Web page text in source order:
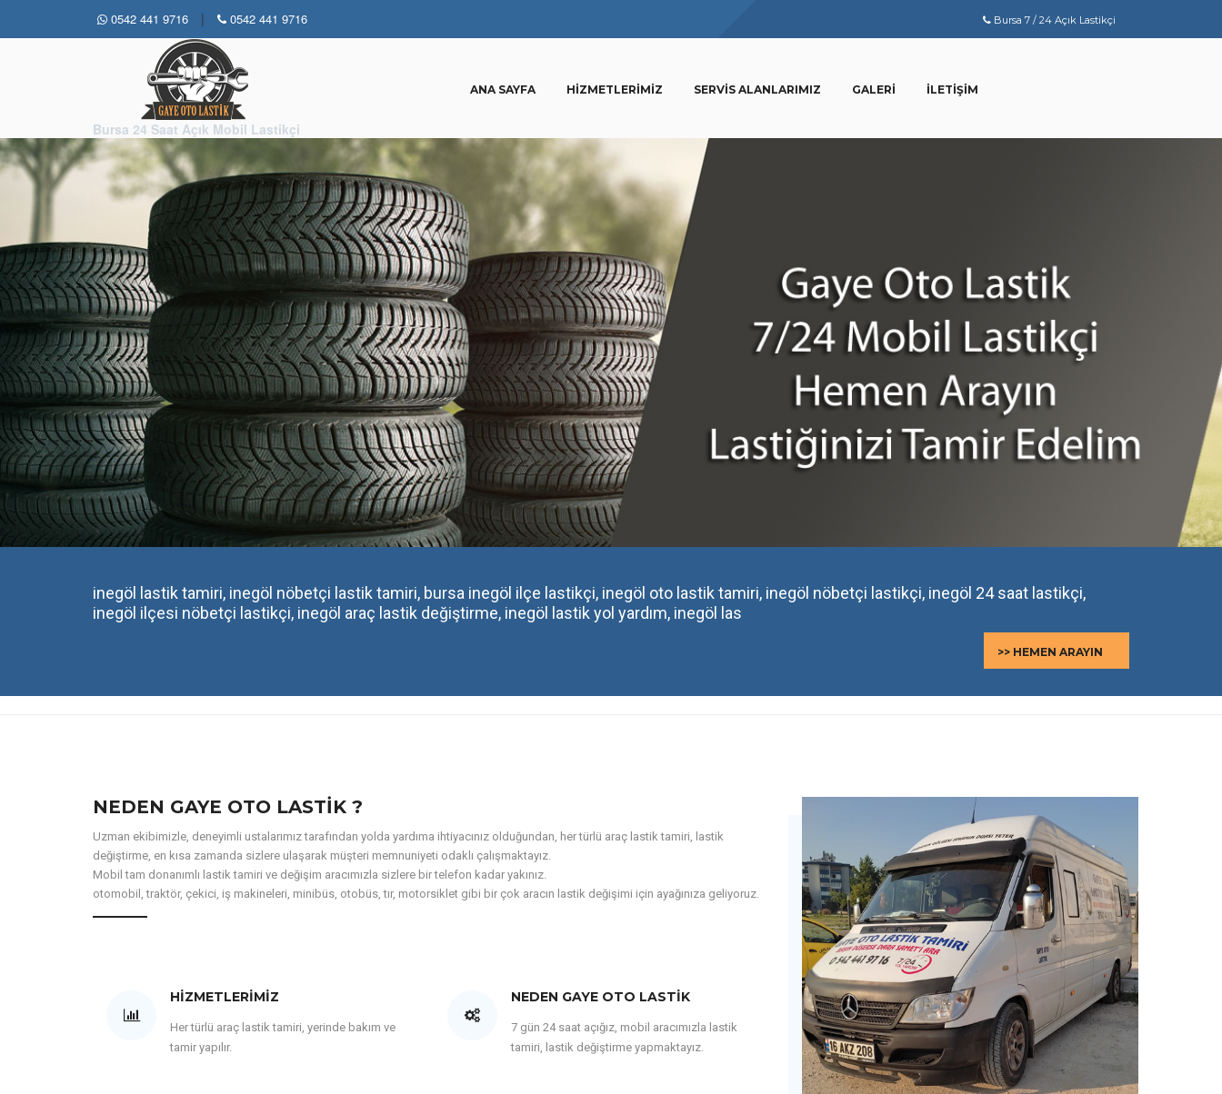
0542 441 9716 | 0542 441 9716 Bursa 7 / 24 Açık Lastikçi
Bursa 24 Saat Açık Mobil Lastikçi
ANA SAYFA HIZMETLERIMIZ SERVIS ALANLARIMIZ GALERI İLETIŞIM
inegöl lastik tamiri, inegöl nöbetçi lastik tamiri, bursa inegöl ilçe lastikçi, inegöl oto lastik tamiri, inegöl nöbetçi lastikçi, inegöl 24 saat lastikçi,
inegöl ilçesi nöbetçi lastikçi, inegöl araç lastik değiştirme, inegöl lastik yol yardım, inegöl las
>> HEMEN ARAYIN
NEDEN GAYE OTO LASTIK ?
Uzman ekibimizle, deneyimli ustalarımız tarafından yolda yardıma ihtiyacınız olduğundan, her türlü araç lastik tamiri, lastik
değiştirme, en kısa zamanda sizlere ulaşarak müşteri memnuniyeti odaklı çalışmaktayız.
Mobil tam donanımlı lastik tamiri ve değişim aracımızla sizlere bir telefon kadar yakınız.
otomobil, traktör, çekici, iş makineleri, minibüs, otobüs, tır, motorsiklet gibi bir çok aracın lastik değişimi için ayağınıza geliyoruz.
HIZMETLERIMIZ
Her türlü araç lastik tamiri, yerinde bakım ve
tamir yapılır.
NEDEN GAYE OTO LASTIK
7 gün 24 saat açığız, mobil aracımızla lastik
tamiri, lastik değiştirme yapmaktayız.